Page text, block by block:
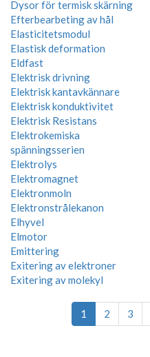
Dysor för termisk skärning
Efterbearbeting av hål
Elasticitetsmodul
Elastisk deformation
Eldfast
Elektrisk drivning
Elektrisk kantavkännare
Elektrisk konduktivitet
Elektrisk Resistans
Elektrokemiska
spänningsserien
Elektrolys
Elektromagnet
Elektronmoln
Elektronstrålekanon
Elhyvel
Elmotor
Emittering
Exitering av elektroner
Exitering av molekyl
1 2 3